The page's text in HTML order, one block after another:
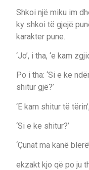
Shkoi një miku im
ky shkoi të gjejë
karakter pune.
‘Jo’, i tha, ‘e kam
Po i tha: ‘Si e ke
shitur gjë?’
‘E kam shitur të
‘Si e ke shitur?’
‘Çunat ma kanë
ekzakt kjo që po ju